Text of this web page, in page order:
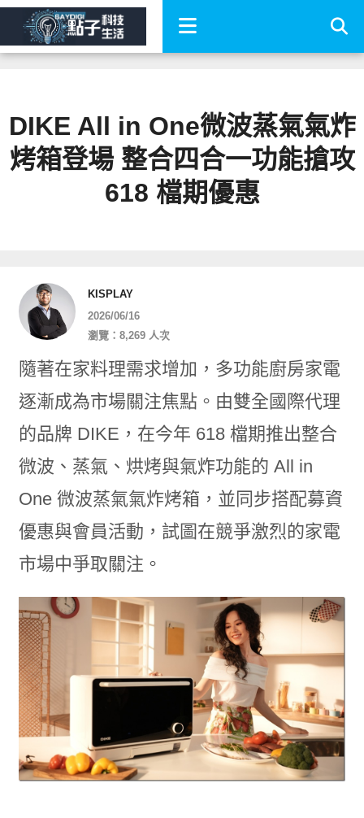
DIKE All in One微波蒸氣氣炸
烤箱登場 整合四合一功能搶攻
618 檔期優惠
KISPLAY
2026/06/16
瀏覽：8,269 人次
隨著在家料理需求增加，多功能廚房家電
逐漸成為市場關注焦點。由雙全國際代理
的品牌 DIKE，在今年 618 檔期推出整合
微波、蒸氣、烘烤與氣炸功能的 All in
One 微波蒸氣氣炸烤箱，並同步搭配募資
優惠與會員活動，試圖在競爭激烈的家電
市場中爭取關注。